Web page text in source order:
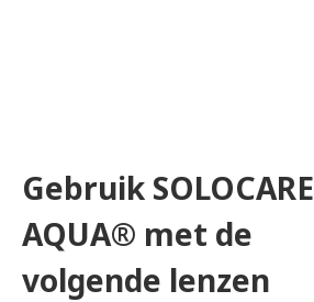
Gebruik SOLOCARE
AQUA® met de
volgende lenzen